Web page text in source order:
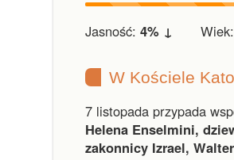
Jasność: 4% ↓ Wiek:
W Kościele
7 listopada przypada
Helena Enselmini,
zakonnicy Izrael,